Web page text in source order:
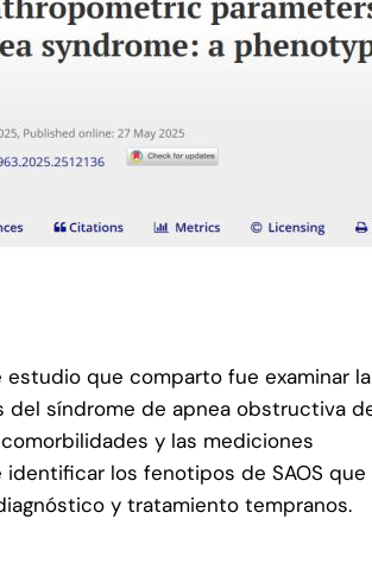
que comparto fue examinar
del síndrome de apnea obstructiva
comorbilidades y las mediciones
los fenotipos de SAOS
y tratamiento tempranos.